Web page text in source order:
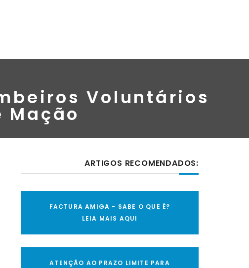
Voluntários
ARTIGOS RECOMENDADOS:
FACTURA AMIGA - SABE O QUE É?
LEIA MAIS AQUI
ATENÇÃO AO PRAZO LIMITE PARA